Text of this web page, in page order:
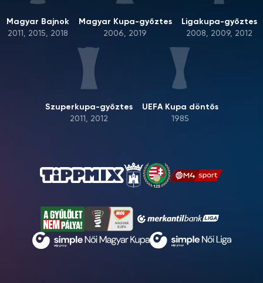
Magyar Bajnok
2011, 2015, 2018
Magyar Kupa-győztes
2006, 2019
Ligakupa-győztes
2008, 2009, 2012
Szuperkupa-győztes
2011, 2012
UEFA Kupa döntős
1985